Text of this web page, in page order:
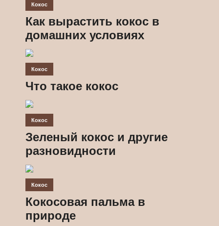
Кокос
Как вырастить кокос в
домашних условиях
Кокос
Что такое кокос
Кокос
Зеленый кокос и другие
разновидности
Кокос
Кокосовая пальма в
природе